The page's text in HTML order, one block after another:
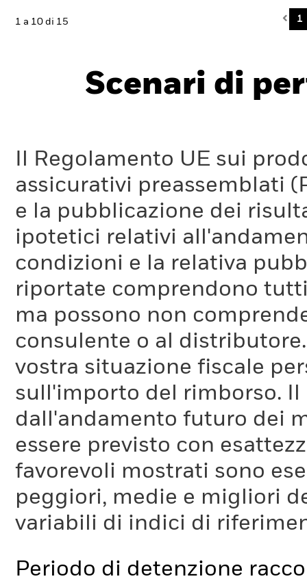
1 a 10 di 15 1
Scenari di
Il Regolamento UE sui
assicurativi preassemblati
e la pubblicazione dei
ipotetici relativi
condizioni e la relativa
riportate comprendono
ma possono non
consulente o al
vostra situazione fiscale
sull'importo del rimborso.
dall'andamento futuro dei
essere previsto con
favorevoli mostrati sono
peggiori, medie e migliori
variabili di indici di
Periodo di detenzione